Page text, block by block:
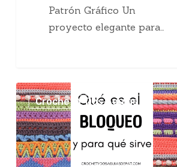
Patrón Gráfico Un
proyecto elegante para…
El
maravilloso
bloqueo
en
el
Crochet Y Dos Agujas